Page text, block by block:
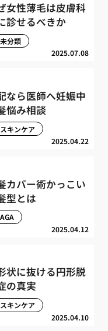
女性薄毛は皮膚科
診せるべきか
2025.07.08
未分類
なら医師へ妊娠中
悩み相談
2025.04.22
スキンケア
カバー術かっこい
型とは
2025.04.12
AGA
状に抜ける円形脱
の真実
2025.04.10
スキンケア